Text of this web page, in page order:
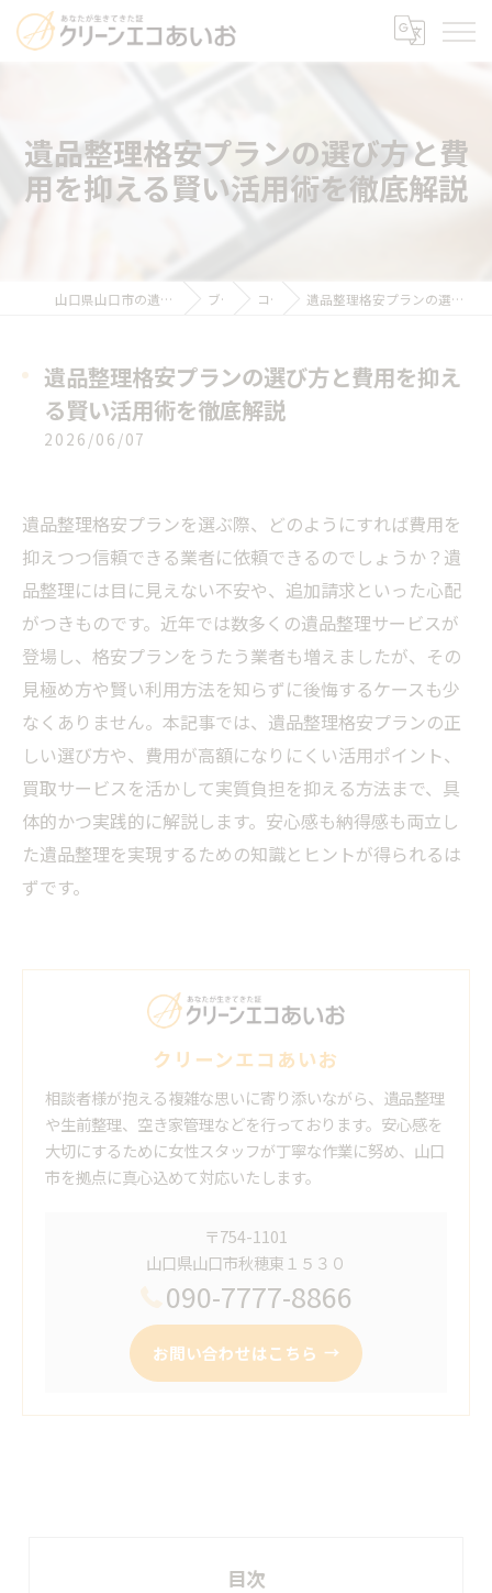
遺品整理格安プランの選び方と費
用を抑える賢い活用術を徹底解説
山口県山口市の遺品整理ならクリーンエコあいお ブログ コラム 遺品整理格安プランの選び方と費用を抑える賢い活用術を徹底解説
遺品整理格安プランの選び方と費用を抑え
る賢い活用術を徹底解説
2026/06/07
遺品整理格安プランを選ぶ際、どのようにすれば費用を
抑えつつ信頼できる業者に依頼できるのでしょうか？遺
品整理には目に見えない不安や、追加請求といった心配
がつきものです。近年では数多くの遺品整理サービスが
登場し、格安プランをうたう業者も増えましたが、その
見極め方や賢い利用方法を知らずに後悔するケースも少
なくありません。本記事では、遺品整理格安プランの正
しい選び方や、費用が高額になりにくい活用ポイント、
買取サービスを活かして実質負担を抑える方法まで、具
体的かつ実践的に解説します。安心感も納得感も両立し
た遺品整理を実現するための知識とヒントが得られるは
ずです。
クリーンエコあいお
相談者様が抱える複雑な思いに寄り添いながら、遺品整理
や生前整理、空き家管理などを行っております。安心感を
大切にするために女性スタッフが丁寧な作業に努め、山口
市を拠点に真心込めて対応いたします。
〒754-1101
山口県山口市秋穂東１５３０
090-7777-8866
お問い合わせはこちら
目次